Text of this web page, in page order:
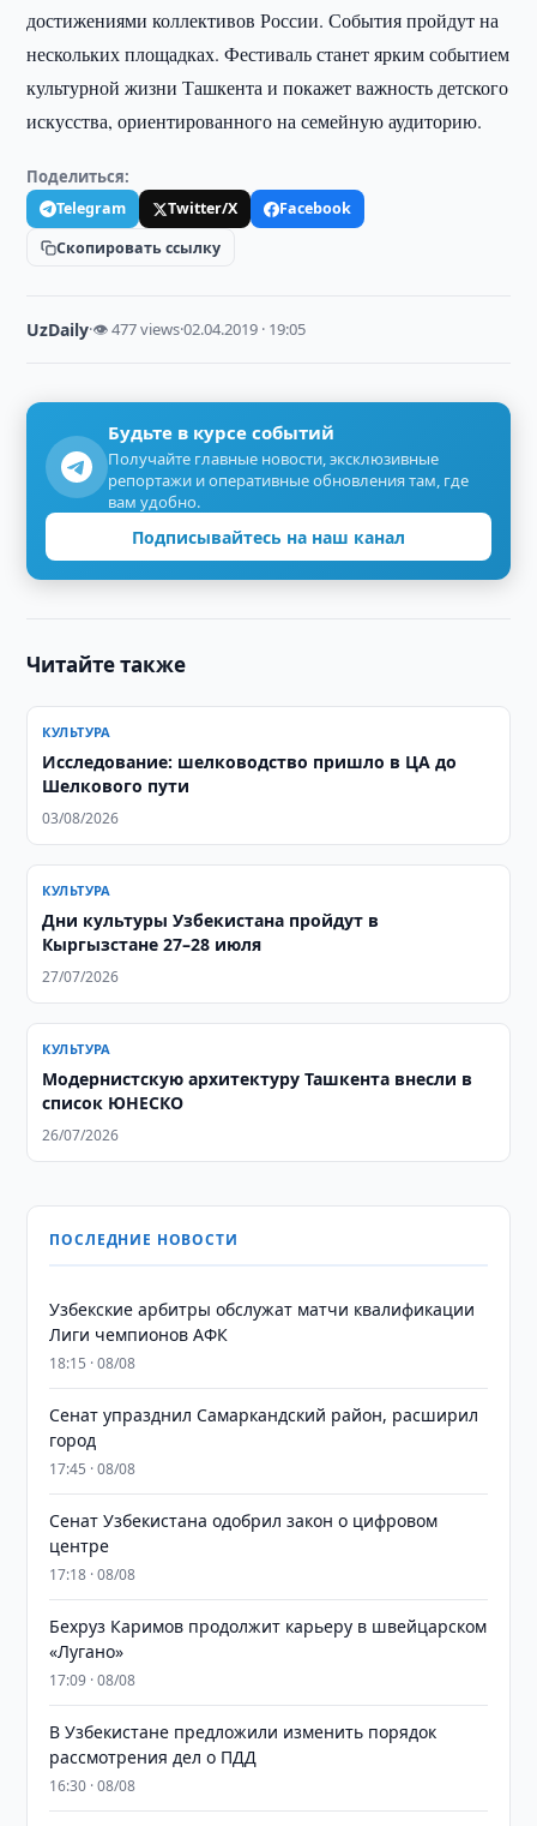
достижениями коллективов России. События пройдут на
нескольких площадках. Фестиваль станет ярким событием
культурной жизни Ташкента и покажет важность детского
искусства, ориентированного на семейную аудиторию.
Поделиться:
Telegram Twitter/X
Facebook
Скопировать ссылку
UzDaily·👁 477 views·02.04.2019 · 19:05
Будьте в курсе событий
Получайте главные новости, эксклюзивные
репортажи и оперативные обновления там, где
вам удобно.
Подписывайтесь на наш канал
Читайте также
КУЛЬТУРА
Исследование: шелководство пришло в ЦА до
Шелкового пути
03/08/2026
КУЛЬТУРА
Дни культуры Узбекистана пройдут в
Кыргызстане 27–28 июля
27/07/2026
КУЛЬТУРА
Модернистскую архитектуру Ташкента внесли в
список ЮНЕСКО
26/07/2026
ПОСЛЕДНИЕ НОВОСТИ
Узбекские арбитры обслужат матчи квалификации
Лиги чемпионов АФК
18:15 · 08/08
Сенат упразднил Самаркандский район, расширил
город
17:45 · 08/08
Сенат Узбекистана одобрил закон о цифровом
центре
17:18 · 08/08
Бехруз Каримов продолжит карьеру в швейцарском
«Лугано»
17:09 · 08/08
В Узбекистане предложили изменить порядок
рассмотрения дел о ПДД
16:30 · 08/08